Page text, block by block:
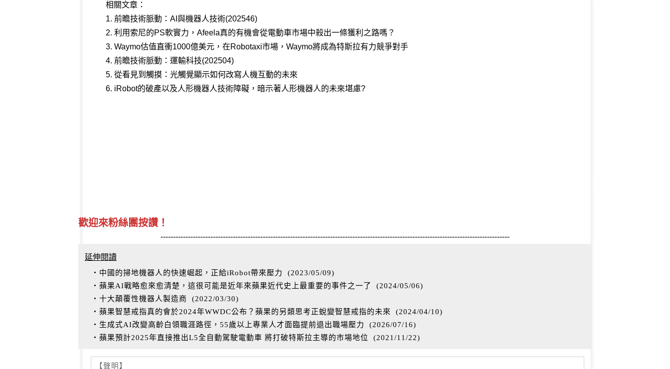
相關文章：
1. 前瞻技術脈動：AI與機器人技術(202546)
2. 利用索尼的PS軟實力，Afeela真的有機會從電動車市場中殺出一條獲利之路嗎？
3. Waymo估值直衝1000億美元，在Robotaxi市場，Waymo將成為特斯拉有力競爭對手
4. 前瞻技術脈動：運輸科技(202504)
5. 從看見到觸摸：光觸覺顯示如何改寫人機互動的未來
6. iRobot的破產以及人形機器人技術障礙，暗示著人形機器人的未來堪慮?
歡迎來粉絲團按讚！
--------------------------------------------------------------------------------------------------------------------------------------------
延伸閱讀
‧中國的掃地機器人的快速崛起，正給iRobot帶來壓力 (2023/05/09)
‧蘋果AI戰略愈來愈清楚，這很可能是近年來蘋果近代史上最重要的事件之一了
(2024/05/06)
‧十大顛覆性機器人製造商
(2022/03/30)
‧蘋果智慧戒指真的會於2024年WWDC公布？蘋果的另類思考正蛻變智慧戒指的未來
(2024/04/10)
‧生成式AI改變高齡白領職涯路徑，55歲以上專業人才面臨提前退出職場壓力
(2026/07/16)
‧蘋果預計2025年直接推出L5全自動駕駛電動車 將打破特斯拉主導的市場地位
(2021/11/22)
【聲明】